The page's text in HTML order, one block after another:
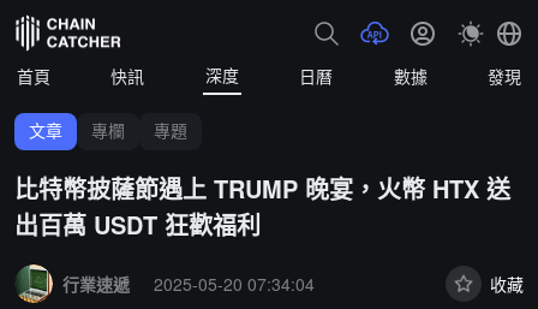
首頁 快訊 深度 日曆 數據 發現
文章 專欄 專題
比特幣披薩節遇上 TRUMP 晚宴，火幣 HTX 送
出百萬 USDT 狂歡福利
行業速遞
2025-05-20 07:34:04 收藏